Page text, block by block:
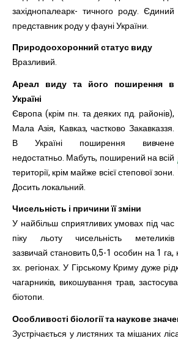
західнопалеарк- тичного роду. Єдиний
представник роду у фауні України.
Природоохоронний статус виду
Вразливий.
Ареал виду та його поширення в
Україні
Європа (крім пн. та деяких пд. районів),
Мала Азія, Кавказ, частково Закавказзя.
В Україні поширення вивчене
недостатньо. Мабуть, поширений на всій
території, крім майже всієї степової зони.
Досить локальний.
Чисельність і причини її зміни
У найбільш сприятливих умовах під час
піку льоту чисельність метеликів
зазвичай становить 0,5-1 особин на 1
зх. регіонах. У Гірському Криму дуже
чагарників, викошування трав,
біотопи.
Особливості біології та наукове
Зустрічається у листяних та мішаних